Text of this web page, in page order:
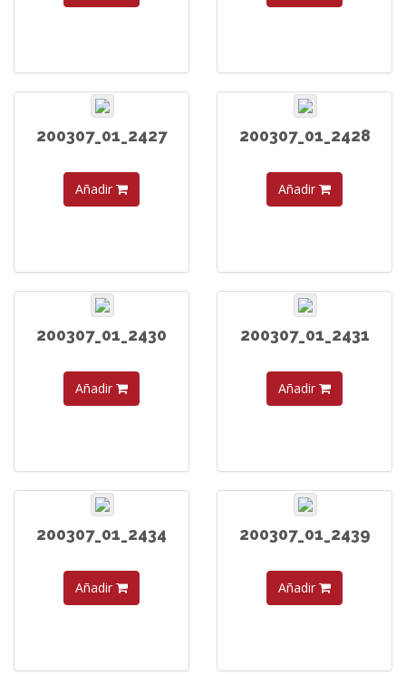
200307_01_2427
Añadir
200307_01_2428
Añadir
200307_01_2430
Añadir
200307_01_2431
Añadir
200307_01_2434
Añadir
200307_01_2439
Añadir